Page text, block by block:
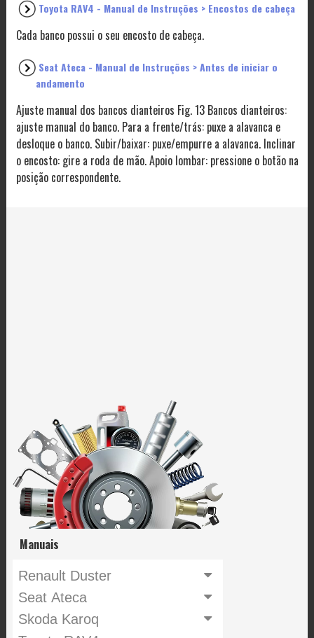
Toyota RAV4 - Manual de Instruções > Encostos de cabeça
Cada banco possui o seu encosto de cabeça.
Seat Ateca - Manual de Instruções > Antes de iniciar o
andamento
Ajuste manual dos bancos dianteiros Fig. 13 Bancos dianteiros:
ajuste manual do banco. Para a frente/trás: puxe a alavanca e
desloque o banco. Subir/baixar: puxe/empurre a alavanca. Inclinar
o encosto: gire a roda de mão. Apoio lombar: pressione o botão na
posição correspondente.
Manuais
Renault Duster
Seat Ateca
Skoda Karoq